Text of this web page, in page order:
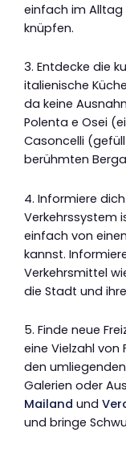
einfach im Alltag
knüpfen.
3. Entdecke die
italienische
da keine
Polenta e Osei
Casoncelli
berühmten
4. Informiere
Verkehrssystem
einfach von
kannst.
Verkehrsmittel
die Stadt und
5. Finde neue
eine Vielzahl von
den
Galerien oder
Mailand und
und bringe